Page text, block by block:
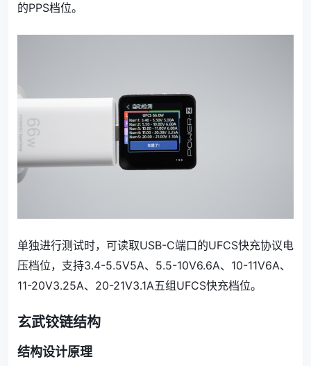
的PPS档位。
单独进行测试时，可读取USB-C端口的UFCS快充协议电
压档位，支持3.4-5.5V5A、5.5-10V6.6A、10-11V6A、
11-20V3.25A、20-21V3.1A五组UFCS快充档位。
玄武铰链结构
结构设计原理